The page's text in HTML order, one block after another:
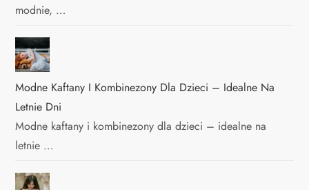
modnie, …
Modne Kaftany I Kombinezony Dla Dzieci – Idealne Na
Letnie Dni
Modne kaftany i kombinezony dla dzieci – idealne na
letnie …